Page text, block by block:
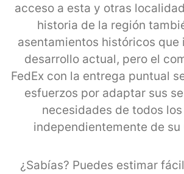
acceso a esta y otras
historia de la región
asentamientos históricos que
desarrollo actual, pero el
FedEx con la entrega puntual
esfuerzos por adaptar sus
necesidades de todos
independientemente de su
¿Sabías? Puedes estimar